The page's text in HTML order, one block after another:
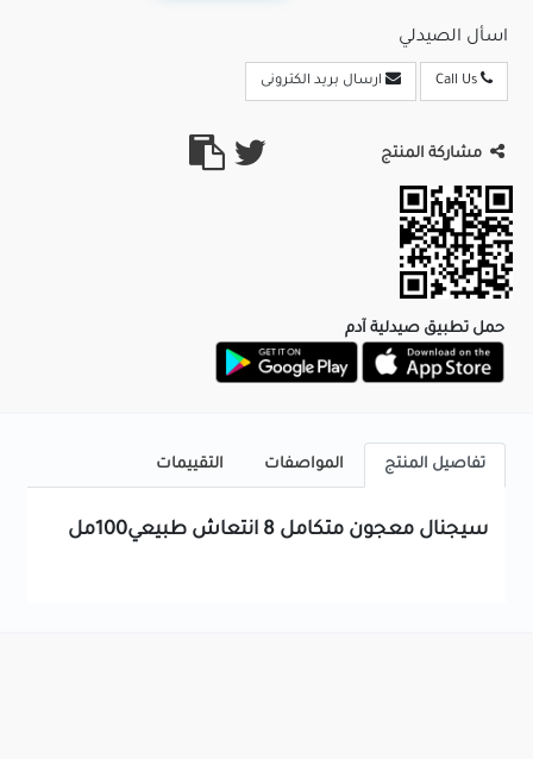
اسأل الصيدلي
ارسال بريد الكترونى
مشاركة المنتج
حمل تطبيق صيدلية آدم
تفاصيل المنتج المواصفات التقييمات
سيجنال معجون متكامل 8 انتعاش طبيعي100مل